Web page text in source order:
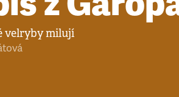
velryby milují